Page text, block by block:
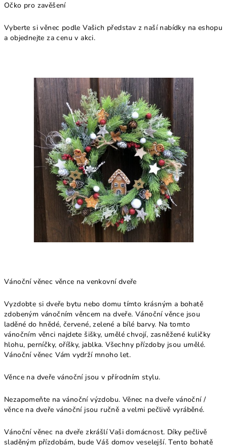
Očko pro zavěšení
Vyberte si věnec podle Vašich představ z naší nabídky na eshopu
a objednejte za cenu v akci.
Vánoční věnec věnce na venkovní dveře
Vyzdobte si dveře bytu nebo domu tímto krásným a bohatě
zdobeným vánočním věncem na dveře. Vánoční věnce jsou
laděné do hnědé, červené, zelené a bílé barvy. Na tomto
vánočním věnci najdete šišky, umělé chvojí, zasněžené kuličky
hlohu, perníčky, oříšky, jablka. Všechny přízdoby jsou umělé.
Vánoční věnec Vám vydrží mnoho let.
Věnce na dveře vánoční jsou v přírodním stylu.
Nezapomeňte na vánoční výzdobu. Věnec na dveře vánoční /
věnce na dveře vánoční jsou ručně a velmi pečlivě vyráběné.
Vánoční věnec na dveře zkrášlí Vaši domácnost. Díky pečlivě
sladěným přízdobám, bude Váš domov veselejší. Tento bohatě